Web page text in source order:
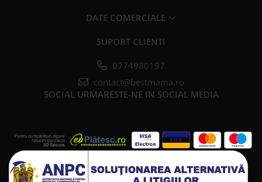
DATE COMERCIALE
SUPORT CLIENTI
0774980197
contact@bestmama.ro
SOCIAL URMARESTE-NE IN SOCIAL MEDIA